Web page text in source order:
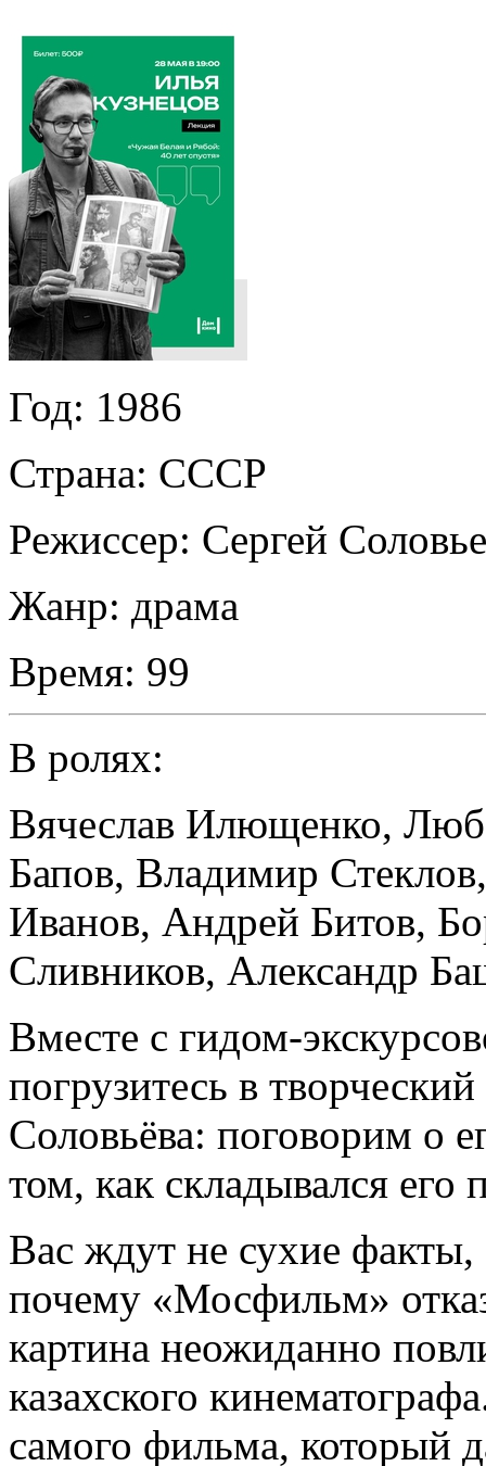
Год: 1986
Страна: СССР
Режиссер: Сергей
Жанр: драма
Время: 99
В ролях:
Вячеслав Илющенко,
Бапов, Владимир Стеклов
Иванов, Андрей Битов,
Сливников, Александр
Вместе с гидом-
погрузитесь в
Соловьёва: поговорим о
том, как складывался его
Вас ждут не сухие
почему «Мосфильм»
картина неожиданно
казахского
самого фильма, который